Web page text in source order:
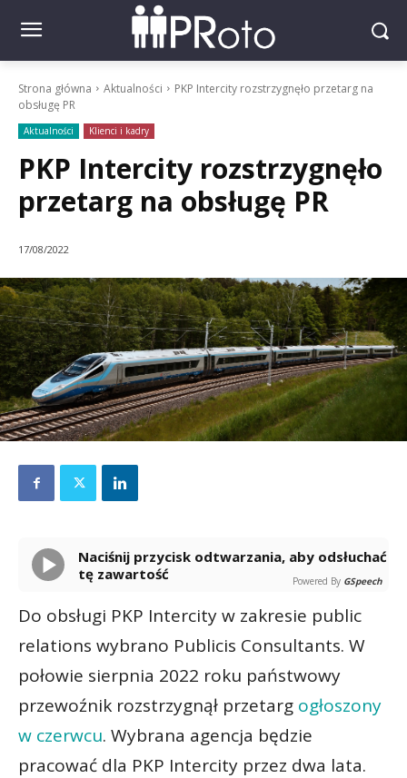
Strona główna Aktualności
PKP Intercity rozstrzygnęło przetarg na
obsługę PR
Aktualności Klienci i kadry
PKP Intercity rozstrzygnęło
przetarg na obsługę PR
17/08/2022
Naciśnij przycisk odtwarzania, aby odsłuchać
tę zawartość
Powered By GSpeech
Do obsługi PKP Intercity w zakresie public
relations wybrano Publicis Consultants. W
połowie sierpnia 2022 roku państwowy
przewoźnik rozstrzygnął przetarg ogłoszony
w czerwcu. Wybrana agencja będzie
pracować dla PKP Intercity przez dwa lata.